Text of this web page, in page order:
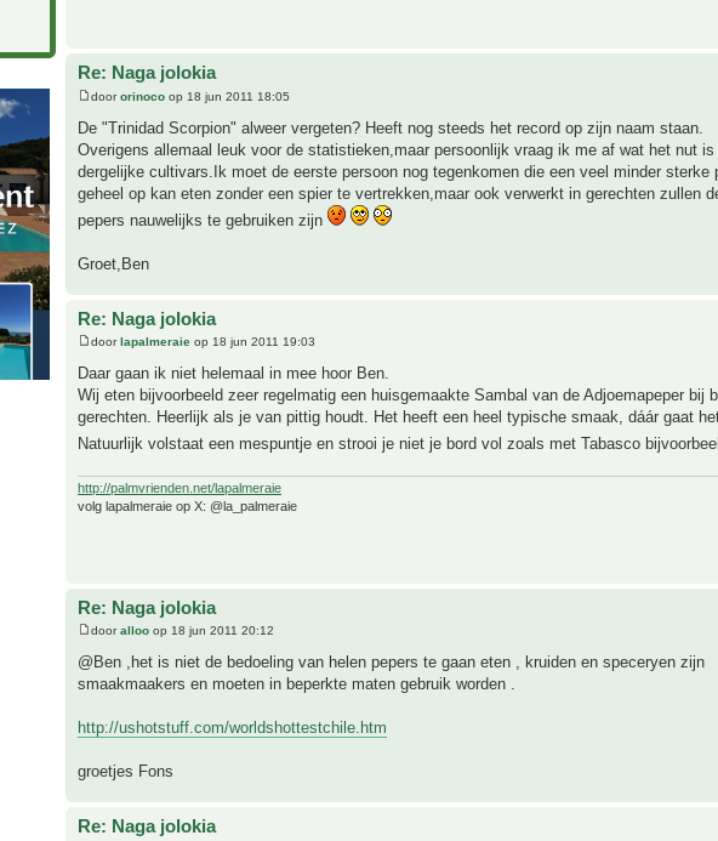
Re: Naga jolokia
doororinoco op 18 jun 2011 18:05
De "Trinidad Scorpion" alweer vergeten? Heeft nog steeds het record op zijn naam staan.
Overigens allemaal leuk voor de statistieken,maar persoonlijk vraag ik me af wat het nut is
dergelijke cultivars.Ik moet de eerste persoon nog tegenkomen die een veel minder sterke
geheel op kan eten zonder een spier te vertrekken,maar ook verwerkt in gerechten zullen
pepers nauwelijks te gebruiken zijn
Groet,Ben
Re: Naga jolokia
doorlapalmeraie op 18 jun 2011 19:03
Daar gaan ik niet helemaal in mee hoor Ben.
Wij eten bijvoorbeeld zeer regelmatig een huisgemaakte Sambal van de Adjoemapeper bij
gerechten. Heerlijk als je van pittig houdt. Het heeft een heel typische smaak, dáár gaat
Natuurlijk volstaat een mespuntje en strooi je niet je bord vol zoals met Tabasco
http://palmvrienden.net/lapalmeraie
volg lapalmeraie op X: @la_palmeraie
Re: Naga jolokia
dooralloo op 18 jun 2011 20:12
@Ben ,het is niet de bedoeling van helen pepers te gaan eten , kruiden en speceryen zijn
smaakmaakers en moeten in beperkte maten gebruik worden .
http://ushotstuff.com/worldshottestchile.htm
groetjes Fons
Re: Naga jolokia